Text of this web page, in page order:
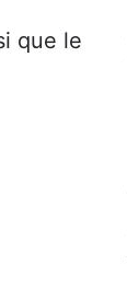
que le